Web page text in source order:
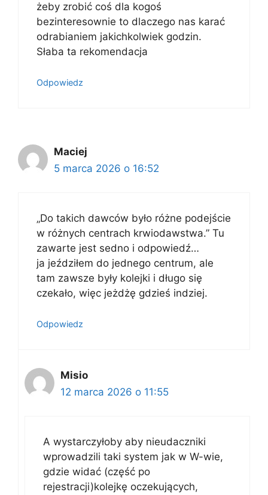
żeby zrobić coś dla kogoś
bezinteresownie to dlaczego nas karać
odrabianiem jakichkolwiek godzin.
Słaba ta rekomendacja
Odpowiedz
Maciej
5 marca 2026 o 16:52
„Do takich dawców było różne podejście
w różnych centrach krwiodawstwa.” Tu
zawarte jest sedno i odpowiedź…
ja jeździłem do jednego centrum, ale
tam zawsze były kolejki i długo się
czekało, więc jeżdżę gdzieś indziej.
Odpowiedz
Misio
12 marca 2026 o 11:55
A wystarczyłoby aby nieudaczniki
wprowadzili taki system jak w W-wie,
gdzie widać (część po
rejestracji)kolejkę oczekujących,